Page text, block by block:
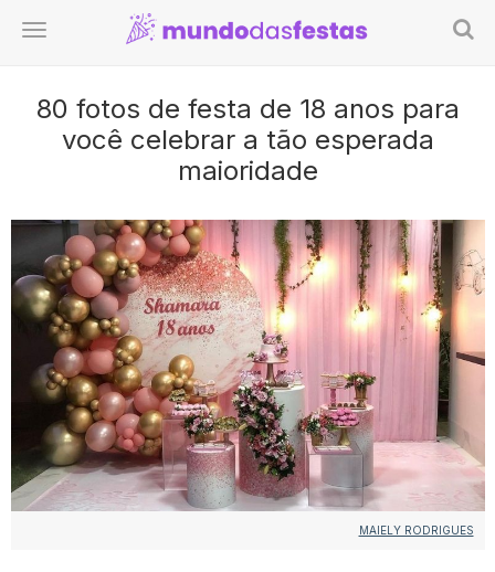
80 fotos de festa de 18 anos para
você celebrar a tão esperada
maioridade
MAIELY RODRIGUES